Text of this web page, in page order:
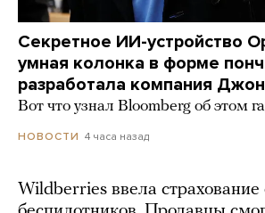
Секретное ИИ-устройство
умная колонка в форме
разработала компания
Вот что узнал Bloomberg об этом
НОВОСТИ 4 часа назад
Wildberries ввела страхование